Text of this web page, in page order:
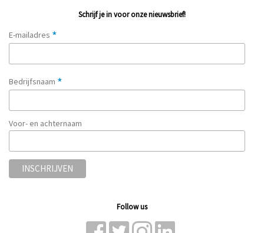
Schrijf je in voor onze nieuwsbrief!
E-mailadres *
Bedrijfsnaam *
Voor- en achternaam
Follow us